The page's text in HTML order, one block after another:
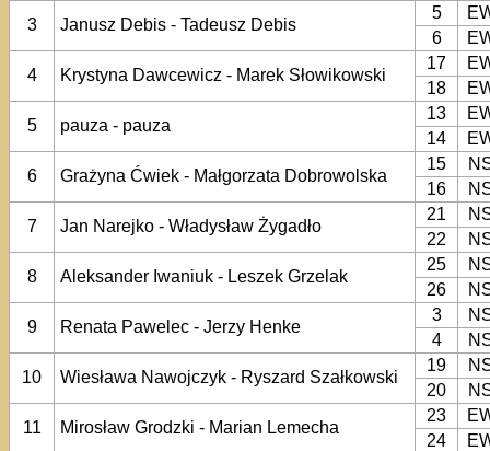
3
Janusz Debis - Tadeusz Debis
5
6
4
Krystyna Dawcewicz - Marek Słowikowski
17
18
5
pauza - pauza
13
14
6
Grażyna Ćwiek - Małgorzata Dobrowolska
15
16
7
Jan Narejko - Władysław Żygadło
21
22
8
Aleksander Iwaniuk - Leszek Grzelak
25
26
9
Renata Pawelec - Jerzy Henke
3
4
10
Wiesława Nawojczyk - Ryszard Szałkowski
19
20
11
Mirosław Grodzki - Marian Lemecha
23
24